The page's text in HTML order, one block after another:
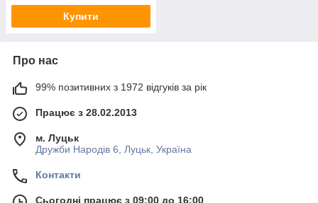
Купити
Про нас
99% позитивних з 1972 відгуків за рік
Працює з 28.02.2013
м. Луцьк
Дружби Народів 6, Луцьк, Україна
Контакти
Сьогодні працює з 09:00 до 16:00